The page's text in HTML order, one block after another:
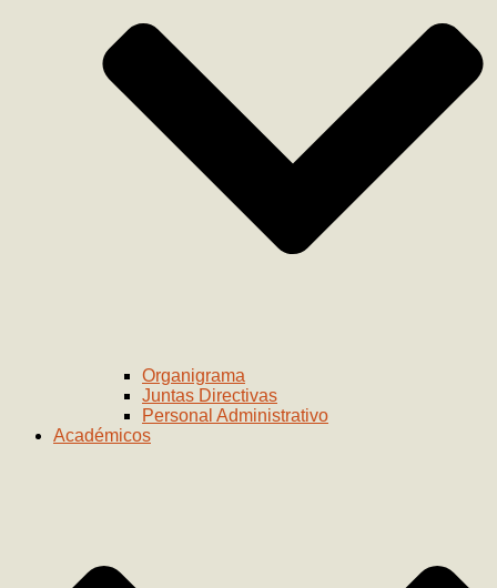
Organigrama
Juntas Directivas
Personal Administrativo
Académicos